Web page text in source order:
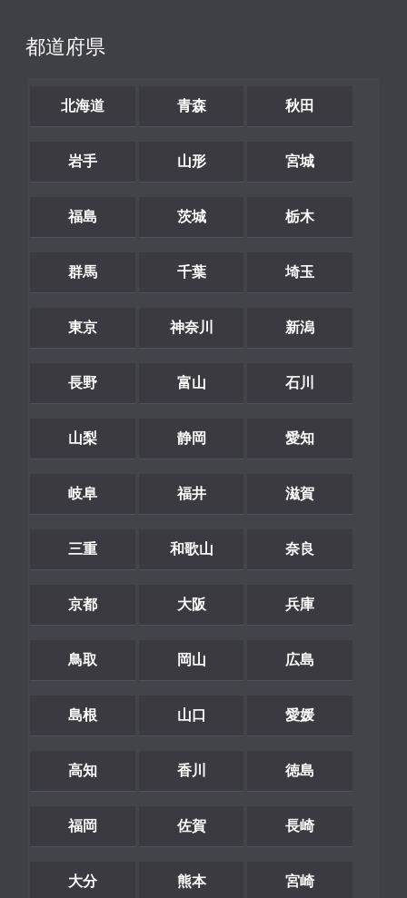
都道府県
北海道 青森 秋田
岩手 山形 宮城
福島 茨城 栃木
群馬 千葉 埼玉
東京 神奈川 新潟
長野 富山 石川
山梨 静岡 愛知
岐阜 福井 滋賀
三重 和歌山 奈良
京都 大阪 兵庫
鳥取 岡山 広島
島根 山口 愛媛
高知 香川 徳島
福岡 佐賀 長崎
大分 熊本 宮崎